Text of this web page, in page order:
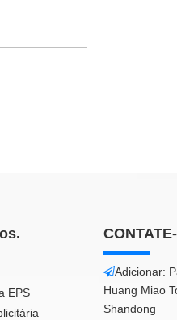
EPS
Adicionar:
Huang Miao
Shandong